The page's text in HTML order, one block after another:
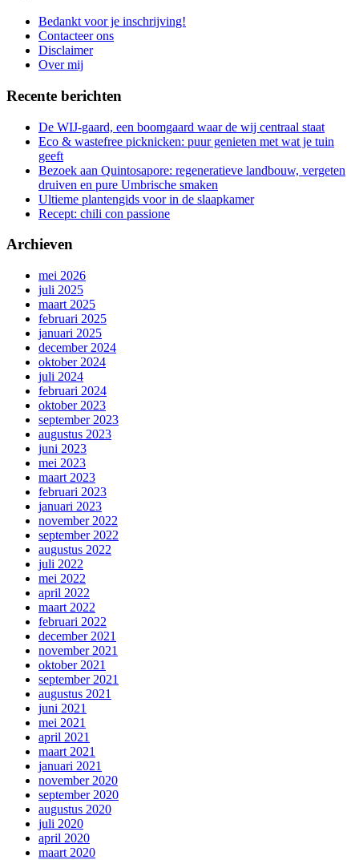
Bedankt voor je inschrijving!
Contacteer ons
Disclaimer
Over mij
Recente berichten
De WIJ-gaard, een boomgaard waar de wij centraal staat
Eco & wastefree picknicken: puur genieten met wat je tuin
geeft
Bezoek aan Quintosapore: regeneratieve landbouw, vergeten
druiven en pure Umbrische smaken
Ultieme plantengids voor in de slaapkamer
Recept: chili con passione
Archieven
mei 2026
juli 2025
maart 2025
februari 2025
januari 2025
december 2024
oktober 2024
juli 2024
februari 2024
oktober 2023
september 2023
augustus 2023
juni 2023
mei 2023
maart 2023
februari 2023
januari 2023
november 2022
september 2022
augustus 2022
juli 2022
mei 2022
april 2022
maart 2022
februari 2022
december 2021
november 2021
oktober 2021
september 2021
augustus 2021
juni 2021
mei 2021
april 2021
maart 2021
januari 2021
november 2020
september 2020
augustus 2020
juli 2020
april 2020
maart 2020